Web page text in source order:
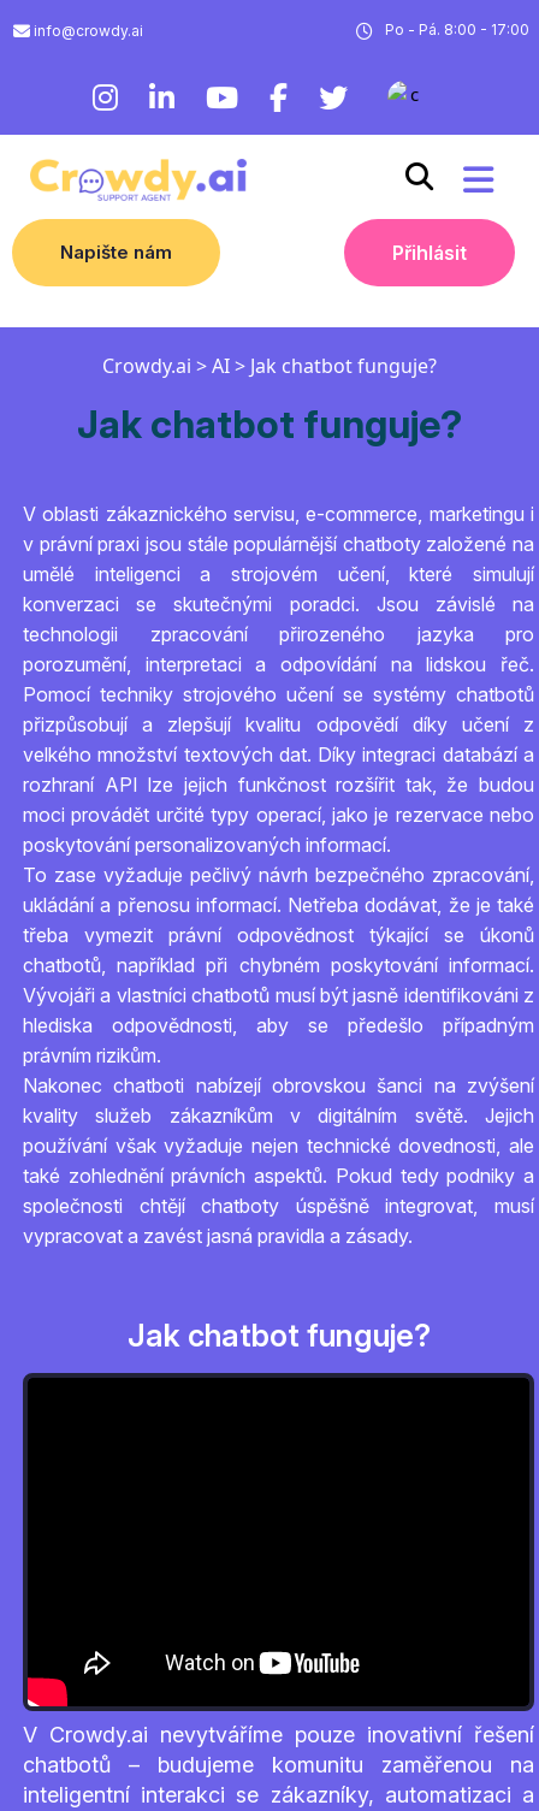
info@crowdy.ai Po - Pá. 8:00 - 17:00
Napište nám Přihlásit
Crowdy.ai >AI> Jak chatbot funguje?
Jak chatbot funguje?
V oblasti zákaznického servisu, e-commerce, marketingu i
v právní praxi jsou stále populárnější chatboty založené na
umělé inteligenci a strojovém učení, které simulují
konverzaci se skutečnými poradci. Jsou závislé na
technologii zpracování přirozeného jazyka pro
porozumění, interpretaci a odpovídání na lidskou řeč.
Pomocí techniky strojového učení se systémy chatbotů
přizpůsobují a zlepšují kvalitu odpovědí díky učení z
velkého množství textových dat. Díky integraci databází a
rozhraní API lze jejich funkčnost rozšířit tak, že budou
moci provádět určité typy operací, jako je rezervace nebo
poskytování personalizovaných informací.
To zase vyžaduje pečlivý návrh bezpečného zpracování,
ukládání a přenosu informací. Netřeba dodávat, že je také
třeba vymezit právní odpovědnost týkající se úkonů
chatbotů, například při chybném poskytování informací.
Vývojáři a vlastníci chatbotů musí být jasně identifikováni z
hlediska odpovědnosti, aby se předešlo případným
právním rizikům.
Nakonec chatboti nabízejí obrovskou šanci na zvýšení
kvality služeb zákazníkům v digitálním světě. Jejich
používání však vyžaduje nejen technické dovednosti, ale
také zohlednění právních aspektů. Pokud tedy podniky a
společnosti chtějí chatboty úspěšně integrovat, musí
vypracovat a zavést jasná pravidla a zásady.
Jak chatbot funguje?
V Crowdy.ai nevytváříme pouze inovativní řešení
chatbotů – budujeme komunitu zaměřenou na
inteligentní interakci se zákazníky, automatizaci a